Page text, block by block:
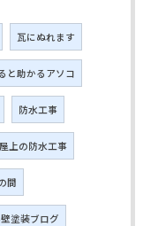
瓦にぬれます
と助かるアソコ
防水工事
屋上の防水工事
間
塗装ブログ